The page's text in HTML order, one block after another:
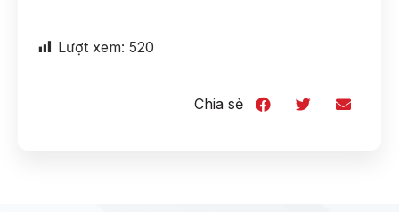
Lượt xem: 520
Chia sẻ